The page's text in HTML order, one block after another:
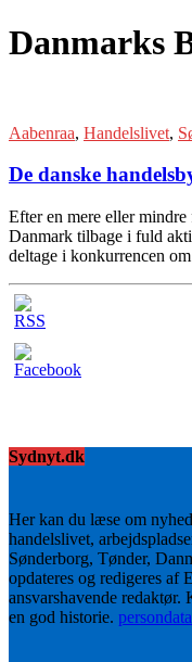
Danmarks
Aabenraa, Handelslivet,
De danske
Efter en mere eller
Danmark tilbage i fuld
deltage i konkurrencen
Sydnyt.dk
Her kan du læse om
handelslivet,
Sønderborg, Tønder,
opdateres og redigeres af
ansvarshavende
en god historie.